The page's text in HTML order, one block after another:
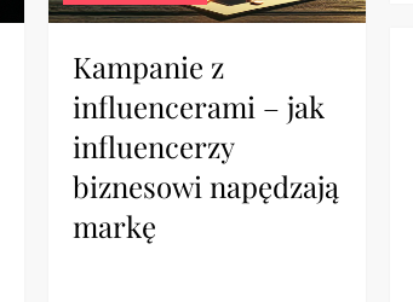
Kampanie z
influencerami – jak
influencerzy
biznesowi napędzają
markę